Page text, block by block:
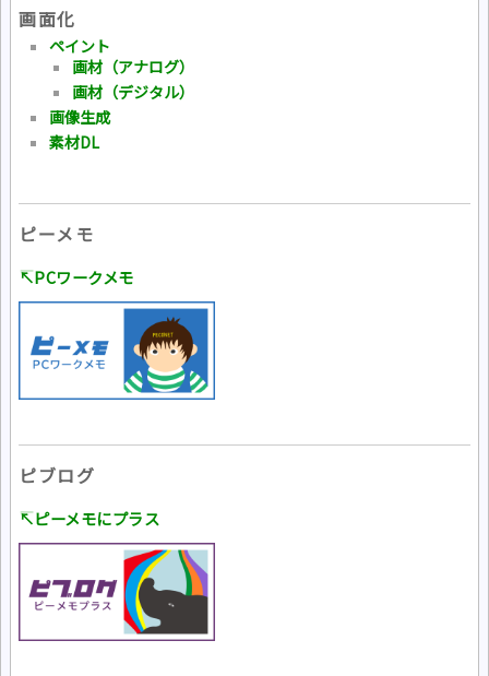
画面化
ペイント
画材（アナログ）
画材（デジタル）
画像生成
素材DL
ピーメモ
↸PCワークメモ
ピブログ
↸ピーメモにプラス